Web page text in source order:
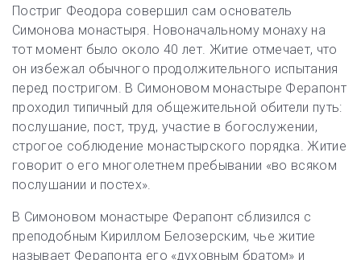
Постриг Феодора совершил сам основатель
Симонова монастыря. Новоначальному монаху на
тот момент было около 40 лет. Житие отмечает, что
он избежал обычного продолжительного испытания
перед постригом. В Симоновом монастыре Ферапонт
проходил типичный для общежительной обители путь:
послушание, пост, труд, участие в богослужении,
строгое соблюдение монастырского порядка. Житие
говорит о его многолетнем пребывании «во всяком
послушании и постех».
В Симоновом монастыре Ферапонт сблизился с
преподобным Кириллом Белозерским, чье житие
называет Ферапонта его «духовным братом» и